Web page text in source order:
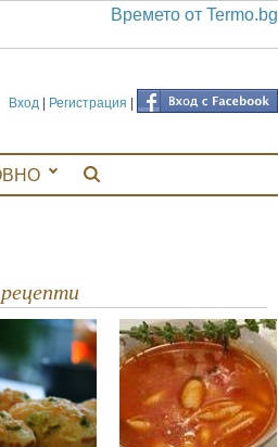
Времето от Termo.bg
Вход | Регистрация |
рецепти